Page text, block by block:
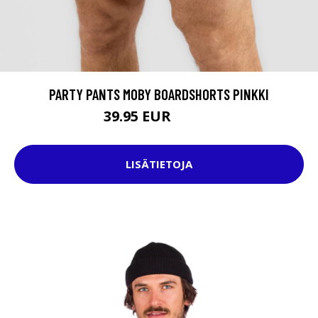
PARTY PANTS MOBY BOARDSHORTS PINKKI
39.95 EUR
LISÄTIETOJA